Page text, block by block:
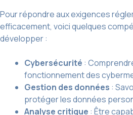
Pour répondre aux exigences
efficacement, voici quelques
développer :
Cybersécurité :
fonctionnement des
Gestion des données :
protéger les données
Analyse critique : Être